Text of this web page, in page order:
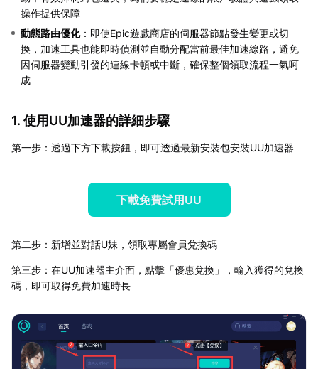
操作提供保障
動態路由優化：即使Epic遊戲商店的伺服器節點發生變更或切
換，加速工具也能即時偵測並自動分配當前最佳加速線路，避免
因伺服器變動引發的連線卡頓或中斷，確保整個領取流程一氣呵
成
1. 使用UU加速器的詳細步驟
第一步：透過下方下載按鈕，即可透過最新安裝包安裝UU加速器
下載免費試用UU
第二步：新增並對話U妹，領取專屬會員兌換碼
第三步：在UU加速器主介面，點擊「優惠兌換」，輸入獲得的兌換
碼，即可取得免費加速時長